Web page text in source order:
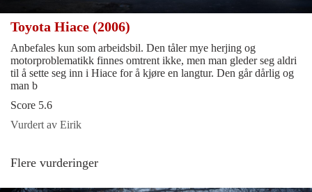
Toyota Hiace (2006)
Anbefales kun som arbeidsbil. Den tåler mye herjing og
motorproblematikk finnes omtrent ikke, men man gleder seg aldri
til å sette seg inn i Hiace for å kjøre en langtur. Den går dårlig og
man b
Score 5.6
Vurdert av Eirik
Flere vurderinger